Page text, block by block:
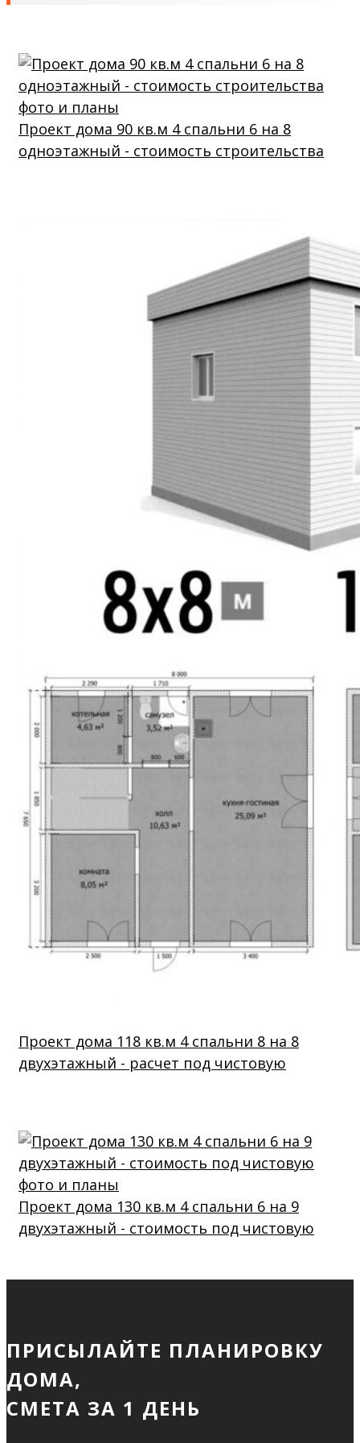
Проект дома 90 кв.м 4 спальни 6 на 8
одноэтажный - стоимость строительства
Проект дома 118 кв.м 4 спальни 8 на 8
двухэтажный - расчет под чистовую
Проект дома 130 кв.м 4 спальни 6 на 9
двухэтажный - стоимость под чистовую
ПРИСЫЛАЙТЕ ПЛАНИРОВКУ
ДОМА,
СМЕТА ЗА 1 ДЕНЬ